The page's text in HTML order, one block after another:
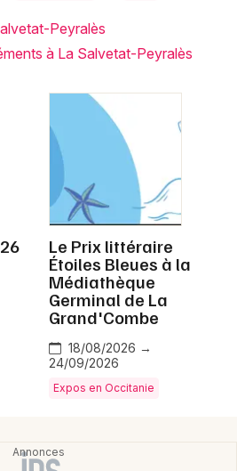
Peyralès
à La Salvetat-Peyralès
Le Prix littéraire
Étoiles Bleues à la
Médiathèque
Germinal de La
Grand'Combe
18/08/2026 →
24/09/2026
Expos en Occitanie